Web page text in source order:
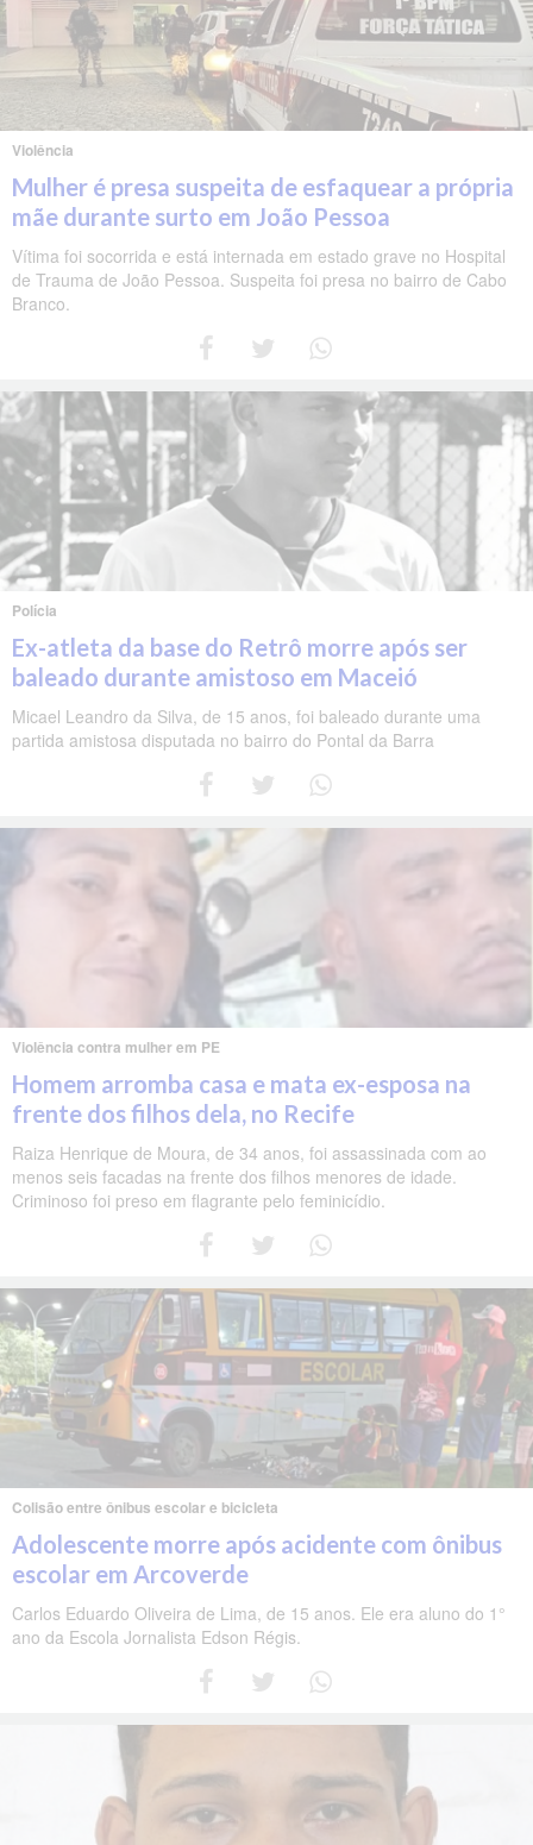
Violência
Mulher é presa suspeita de esfaquear a própria
mãe durante surto em João Pessoa
Vítima foi socorrida e está internada em estado grave no Hospital
de Trauma de João Pessoa. Suspeita foi presa no bairro de Cabo
Branco.
Polícia
Ex-atleta da base do Retrô morre após ser
baleado durante amistoso em Maceió
Micael Leandro da Silva, de 15 anos, foi baleado durante uma
partida amistosa disputada no bairro do Pontal da Barra
Violência contra mulher em PE
Homem arromba casa e mata ex-esposa na
frente dos filhos dela, no Recife
Raiza Henrique de Moura, de 34 anos, foi assassinada com ao
menos seis facadas na frente dos filhos menores de idade.
Criminoso foi preso em flagrante pelo feminicídio.
Colisão entre ônibus escolar e bicicleta
Adolescente morre após acidente com ônibus
escolar em Arcoverde
Carlos Eduardo Oliveira de Lima, de 15 anos. Ele era aluno do 1°
ano da Escola Jornalista Edson Régis.